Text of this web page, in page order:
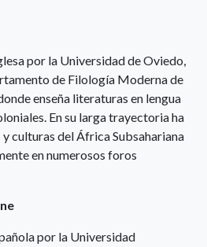
por la Universidad de Oviedo,
de Filología Moderna de
enseña literaturas en lengua
En su larga trayectoria ha
culturas del África Subsahariana
en numerosos foros
por la Universidad